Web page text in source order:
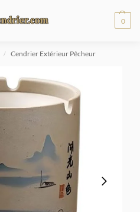
0
/ Cendrier Extérieur Pêcheur